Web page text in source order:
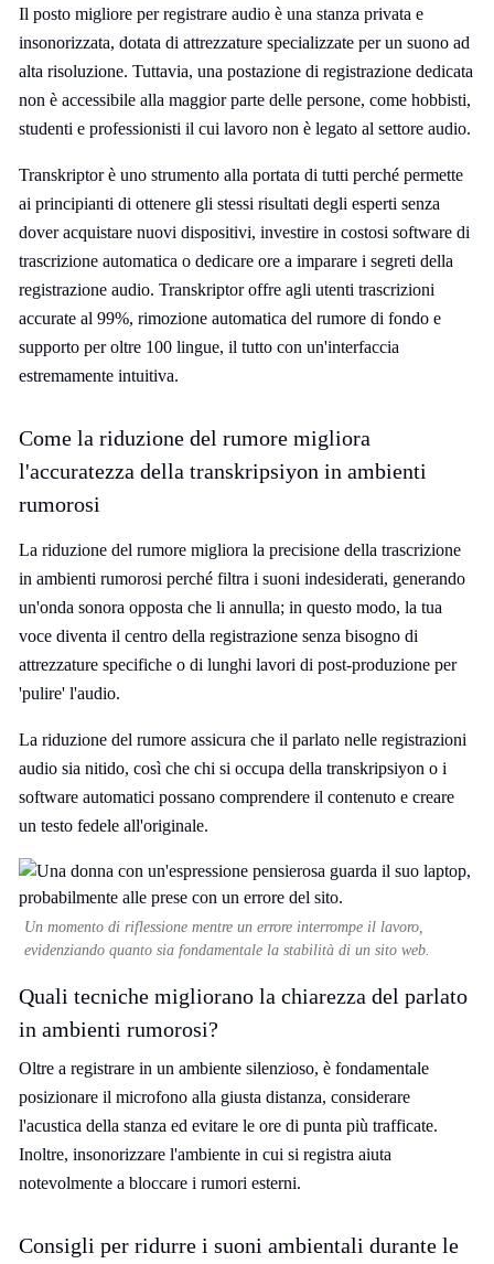
Il posto migliore per registrare audio è una stanza privata e
insonorizzata, dotata di attrezzature specializzate per un suono ad
alta risoluzione. Tuttavia, una postazione di registrazione dedicata
non è accessibile alla maggior parte delle persone, come hobbisti,
studenti e professionisti il cui lavoro non è legato al settore audio.
Transkriptor è uno strumento alla portata di tutti perché permette
ai principianti di ottenere gli stessi risultati degli esperti senza
dover acquistare nuovi dispositivi, investire in costosi software di
trascrizione automatica o dedicare ore a imparare i segreti della
registrazione audio. Transkriptor offre agli utenti trascrizioni
accurate al 99%, rimozione automatica del rumore di fondo e
supporto per oltre 100 lingue, il tutto con un'interfaccia
estremamente intuitiva.
Come la riduzione del rumore migliora
l'accuratezza della transkripsiyon in ambienti
rumorosi
La riduzione del rumore migliora la precisione della trascrizione
in ambienti rumorosi perché filtra i suoni indesiderati, generando
un'onda sonora opposta che li annulla; in questo modo, la tua
voce diventa il centro della registrazione senza bisogno di
attrezzature specifiche o di lunghi lavori di post-produzione per
'pulire' l'audio.
La riduzione del rumore assicura che il parlato nelle registrazioni
audio sia nitido, così che chi si occupa della transkripsiyon o i
software automatici possano comprendere il contenuto e creare
un testo fedele all'originale.
Un momento di riflessione mentre un errore interrompe il lavoro,
evidenziando quanto sia fondamentale la stabilità di un sito web.
Quali tecniche migliorano la chiarezza del parlato
in ambienti rumorosi?
Oltre a registrare in un ambiente silenzioso, è fondamentale
posizionare il microfono alla giusta distanza, considerare
l'acustica della stanza ed evitare le ore di punta più trafficate.
Inoltre, insonorizzare l'ambiente in cui si registra aiuta
notevolmente a bloccare i rumori esterni.
Consigli per ridurre i suoni ambientali durante le